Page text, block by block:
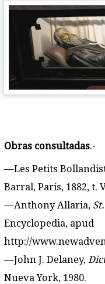
Obras consultadas.-
—Les Petits
Barral, París, 1882, t.
—Anthony Allaria,
Encyclopedia, apud
http://
—John J. Delaney,
Nueva York, 1980.